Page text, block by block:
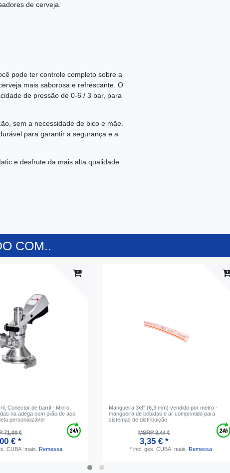
de cerveja.
pode ter controle completo sobre a
mais saborosa e refrescante. O
de pressão de 0-6 / 3 bar, para
sem a necessidade de bico e mãe.
para garantir a segurança e a
e desfrute da mais alta qualidade
COM..
Conector de barril - Micro
na adega com pilão de aço
personalizável
71,00 €
€ *
CUBA. mais. Remessa
Mangueira 3/8" (6,3 mm) vendido por metro -
mangueira de bebidas e ar comprimido para
sistemas de distribuição
MSRP 3,44 €
3,35 € *
* incl. ges. CUBA. mais. Remessa